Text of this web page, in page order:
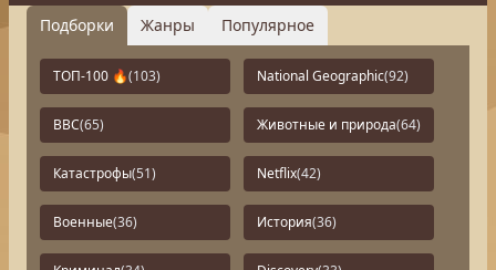
Подборки Жанры Популярное
ТОП-100 🔥(103) National Geographic(92)
BBC(65) Животные и природа(64)
Катастрофы(51) Netflix(42)
Военные(36) История(36)